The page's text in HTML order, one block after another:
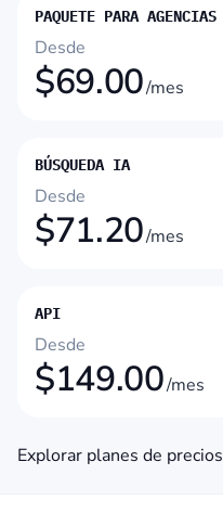
PAQUETE PARA AGENCIAS
Desde
$69.00/mes
BÚSQUEDA IA
Desde
$71.20/mes
API
Desde
$149.00/mes
Explorar planes de precios